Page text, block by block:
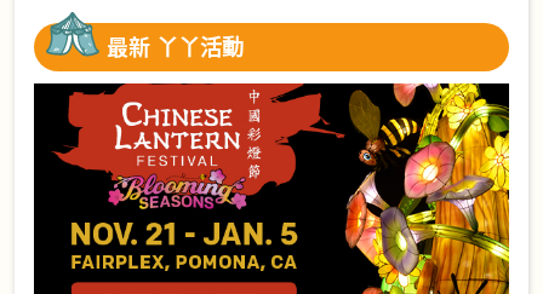
最新 丫丫活動